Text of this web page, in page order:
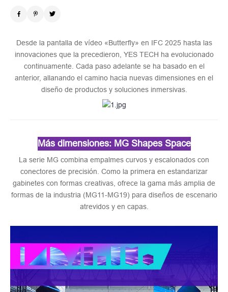
Desde la pantalla de vídeo «Butterfly» en IFC 2025 hasta las
innovaciones que la precedieron, YES TECH ha evolucionado
continuamente. Cada paso adelante se ha basado en el
anterior, allanando el camino hacia nuevas dimensiones en el
diseño de productos y soluciones inmersivas.
Más dimensiones: MG Shapes Space
La serie MG combina empalmes curvos y escalonados con
conectores de precisión. Como la primera en estandarizar
gabinetes con formas creativas, ofrece la gama más amplia de
formas de la industria (MG11-MG19) para diseños de escenario
atrevidos y en capas.